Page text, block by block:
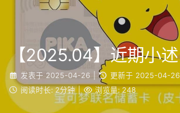
【2025.04】近期小述
发表于 2025-04-26 更新于 2025-04-26
阅读时长: 2分钟 | 浏览量: 248